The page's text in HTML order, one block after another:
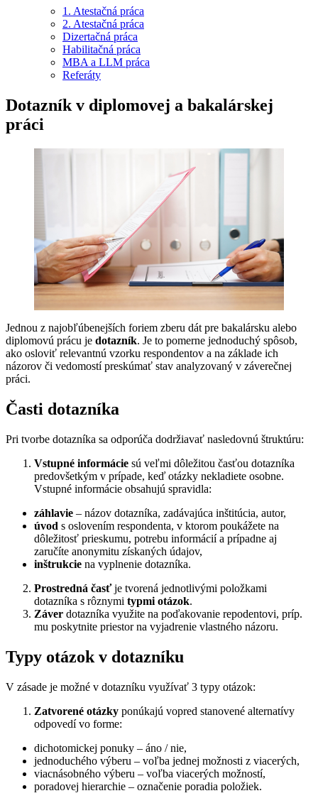
1. Atestačná práca
2. Atestačná práca
Dizertačná práca
Habilitačná práca
MBA a LLM práca
Referáty
Dotazník v diplomovej a bakalárskej
práci
Jednou z najobľúbenejších foriem zberu dát pre bakalársku alebo
diplomovú prácu je dotazník. Je to pomerne jednoduchý spôsob,
ako osloviť relevantnú vzorku respondentov a na základe ich
názorov či vedomostí preskúmať stav analyzovaný v záverečnej
práci.
Časti dotazníka
Pri tvorbe dotazníka sa odporúča dodržiavať nasledovnú štruktúru:
Vstupné informácie sú veľmi dôležitou časťou dotazníka
predovšetkým v prípade, keď otázky nekladiete osobne.
Vstupné informácie obsahujú spravidla:
záhlavie – názov dotazníka, zadávajúca inštitúcia, autor,
úvod s oslovením respondenta, v ktorom poukážete na
dôležitosť prieskumu, potrebu informácií a prípadne aj
zaručíte anonymitu získaných údajov,
inštrukcie na vyplnenie dotazníka.
Prostredná časťje tvorená jednotlivými položkami
dotazníka s rôznymi typmi otázok.
Záver dotazníka využite na poďakovanie repodentovi, príp.
mu poskytnite priestor na vyjadrenie vlastného názoru.
Typy otázok v dotazníku
V zásade je možné v dotazníku využívať 3 typy otázok:
Zatvorené otázky ponúkajú vopred stanovené alternatívy
odpovedí vo forme:
dichotomickej ponuky – áno / nie,
jednoduchého výberu – voľba jednej možnosti z viacerých,
viacnásobného výberu – voľba viacerých možností,
poradovej hierarchie – označenie poradia položiek.